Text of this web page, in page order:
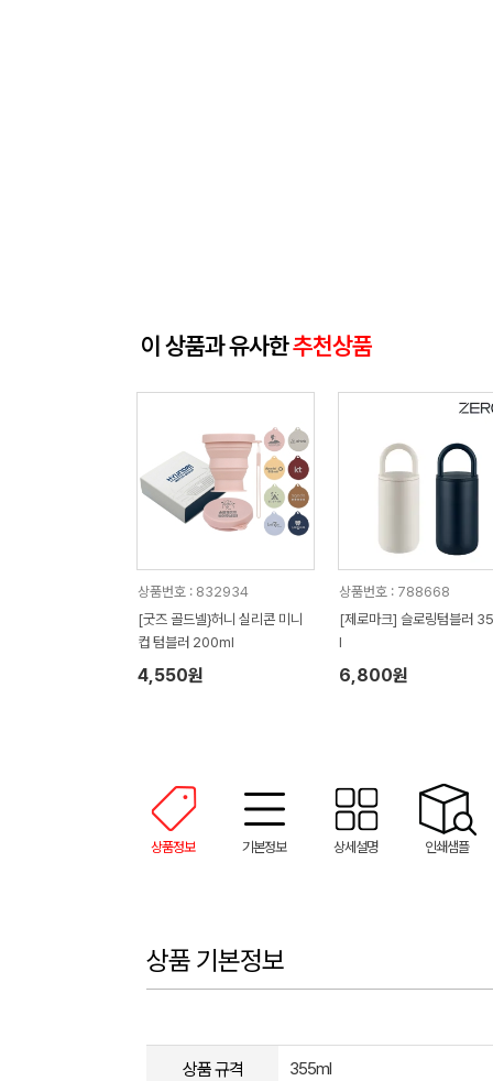
이 상품과 유사한추천상품
상품번호 : 832934
[굿즈 골드넬}허니 실리콘 미니
컵 텀블러 200ml
4,550원
상품번호 : 788668
[제로마크] 슬로링텀블러
l
6,800원
상품정보 기본정보 상세설명 인쇄샘플
상품 기본정보
상품 규격 355ml